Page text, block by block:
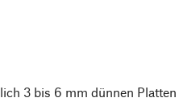
3 bis 6 mm dünnen Platten